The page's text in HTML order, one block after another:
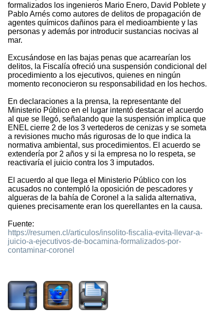
formalizados los ingenieros Mario Enero, David Poblete y
Pablo Arnés como autores de delitos de propagación de
agentes químicos dañinos para el medioambiente y las
personas y además por introducir sustancias nocivas al
mar.
Excusándose en las bajas penas que acarrearían los
delitos, la Fiscalía ofreció una suspensión condicional del
procedimiento a los ejecutivos, quienes en ningún
momento reconocieron su responsabilidad en los hechos.
En declaraciones a la prensa, la representante del
Ministerio Público en el lugar intentó destacar el acuerdo
al que se llegó, señalando que la suspensión implica que
ENEL cierre 2 de los 3 vertederos de cenizas y se someta
a revisiones mucho más rigurosas de lo que indica la
normativa ambiental, sus procedimientos. El acuerdo se
extendería por 2 años y si la empresa no lo respeta, se
reactivaría el juicio contra los 3 imputados.
El acuerdo al que llega el Ministerio Público con los
acusados no contempló la oposición de pescadores y
algueras de la bahía de Coronel a la salida alternativa,
quienes precisamente eran los querellantes en la causa.
Fuente:
https://resumen.cl/articulos/insolito-fiscalia-evita-llevar-a-
juicio-a-ejecutivos-de-bocamina-formalizados-por-
contaminar-coronel